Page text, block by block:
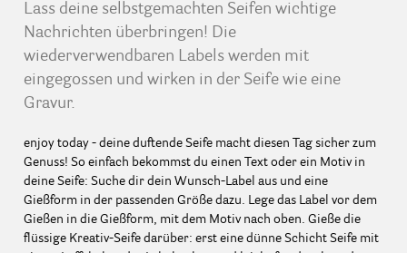
Lass deine selbstgemachten Seifen wichtige
Nachrichten überbringen! Die
wiederverwendbaren Labels werden mit
eingegossen und wirken in der Seife wie eine
Gravur.
enjoy today - deine duftende Seife macht diesen Tag sicher zum
Genuss! So einfach bekommst du einen Text oder ein Motiv in
deine Seife: Suche dir dein Wunsch-Label aus und eine
Gießform in der passenden Größe dazu. Lege das Label vor dem
Gießen in die Gießform, mit dem Motiv nach oben. Gieße die
flüssige Kreativ-Seife darüber: erst eine dünne Schicht Seife mit